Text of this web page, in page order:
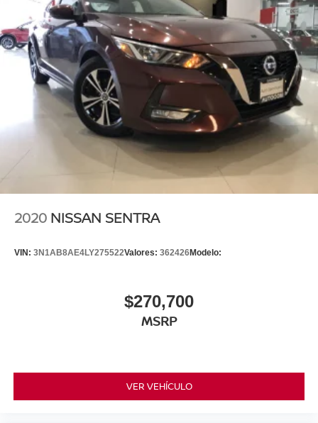
2020 NISSAN SENTRA
VIN: 3N1AB8AE4LY275522Valores: 362426Modelo:
$270,700
MSRP
VER VEHÍCULO